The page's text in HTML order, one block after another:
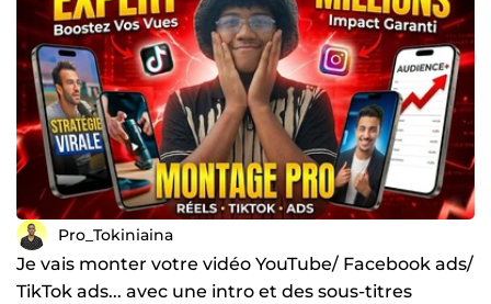
Pro_Tokiniaina
Je vais monter votre vidéo YouTube/ Facebook ads/
TikTok ads... avec une intro et des sous-titres